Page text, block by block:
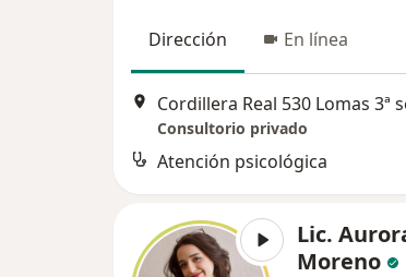
Dirección En línea
Consultorio privado
Atención psicológica
Lic.
Moreno